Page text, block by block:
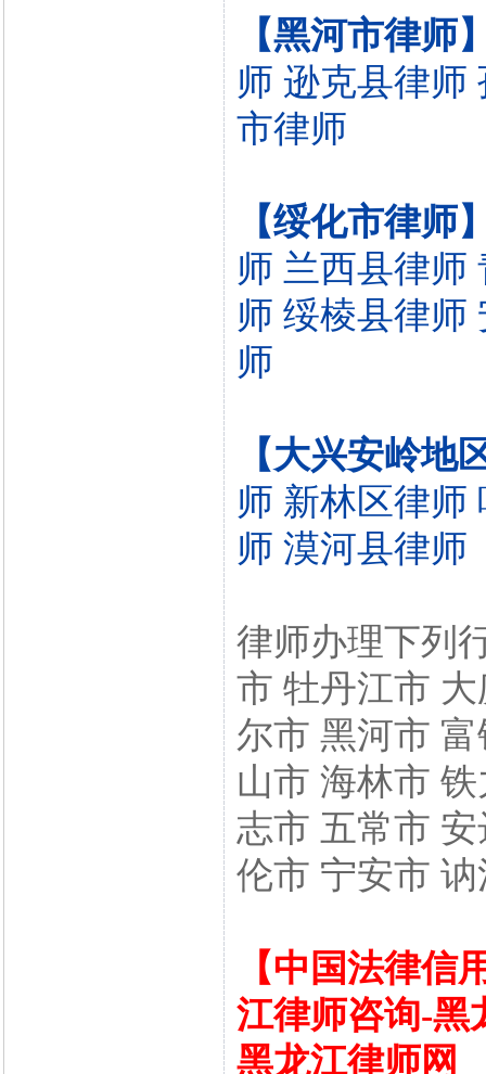
【黑河市律师
师 逊克县律师
市律师
【绥化市律师
师 兰西县律师
师 绥棱县律师
师
【大兴安岭地
师 新林区律师
师 漠河县律师
律师办理下列
市 牡丹江市
尔市 黑河市
山市 海林市
志市 五常市
伦市 宁安市
【中国法律信
江律师咨询-黑
黑龙江律师网